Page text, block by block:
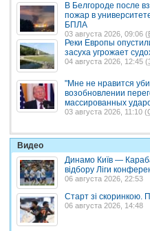
В Белгороде после
пожар в
БПЛА
03 августа 2026, 09:06 (
Реки Европы
засуха угрожает
04 августа 2026, 12:45 (
"Мне не нравится
возобновлении
массированных
03 августа 2026, 11:10 (
Видео
Динамо Київ —
відбору Ліги
06 августа 2026, 22:53
Старт зі скоринкою.
06 августа 2026, 14:48